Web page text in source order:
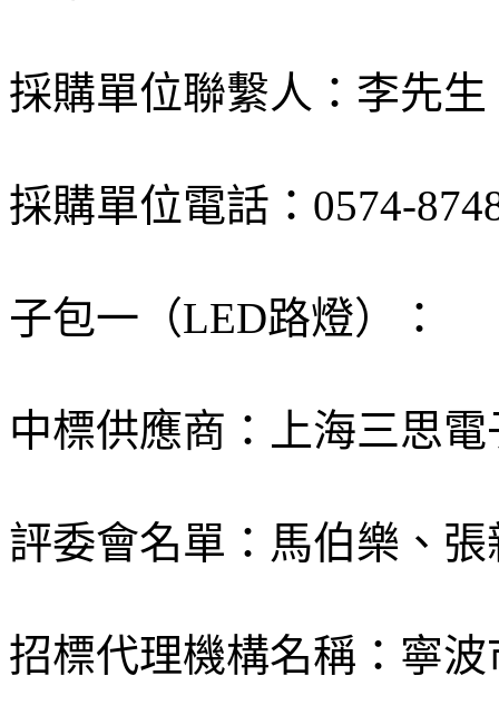
採購單位聯繫人：李先生
採購單位電話：0574-
子包一（LED路燈）：
中標供應商：上海三思
評委會名單：馬伯樂、
招標代理機構名稱：寧